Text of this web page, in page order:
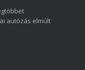
autózás elmúlt